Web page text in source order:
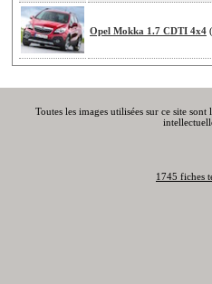
Opel Mokka 1.7 CDTI 4x4
Toutes les images utilisées sur ce site
1745 fiches